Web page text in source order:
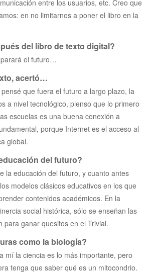
entre los usuarios, etc. Creo que
en no limitarnos a poner el libro en la
del libro de texto digital?
el futuro…
acertó…
que fuera el futuro a largo plazo, la
a nivel tecnológico, pienso que lo primero
escuelas es una buena conexión a
porque Internet es el acceso al
global.
del futuro?
la educación del futuro, y cuanto antes
modelos clásicos educativos en los que
contenidos académicos. En la
social histórica, sólo se enseñan las
para ganar quesitos en el Trivial.
como la biología?
mí la ciencia es lo más importante, pero
tenga que saber qué es un mitocondrio.